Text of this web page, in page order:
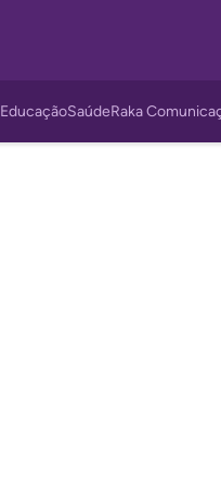
EducaçãoSaúdeRaka